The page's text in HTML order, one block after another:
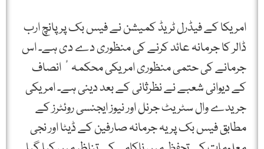
امریکا کے فیڈرل ٹریڈ کمیشن نے فیس بک پر پانچ ارب
ڈالر کا جرمانہ عائد کرنے کی منظوری دے دی ہے۔ اس
جرمانے کی حتمی منظوری امریکی محکمہٴ انصاف
کے دیوانی شعبے نے نظرثانی کے بعد دینی ہے۔ امریکی
جریدے وال سٹریٹ جرنل اور نیوز ایجنسی روئٹرز کے
مطابق فیس بک پر یہ جرمانہ صارفین کے ڈیٹا اور نجی